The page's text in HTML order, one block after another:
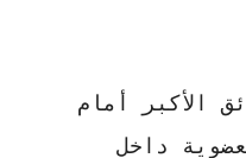
الأكبر أمام
داخل